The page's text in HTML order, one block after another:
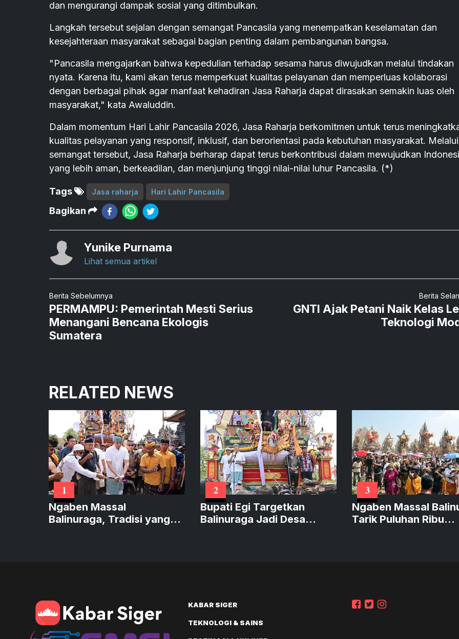
dan mengurangi dampak sosial yang ditimbulkan.
Langkah tersebut sejalan dengan semangat Pancasila yang menempatkan keselamatan dan
kesejahteraan masyarakat sebagai bagian penting dalam pembangunan bangsa.
"Pancasila mengajarkan bahwa kepedulian terhadap sesama harus diwujudkan melalui tindakan
nyata. Karena itu, kami akan terus memperkuat kualitas pelayanan dan memperluas kolaborasi
dengan berbagai pihak agar manfaat kehadiran Jasa Raharja dapat dirasakan semakin luas oleh
masyarakat," kata Awaluddin.
Dalam momentum Hari Lahir Pancasila 2026, Jasa Raharja berkomitmen untuk terus
kualitas pelayanan yang responsif, inklusif, dan berorientasi pada kebutuhan masyarakat. Melalui
semangat tersebut, Jasa Raharja berharap dapat terus berkontribusi dalam mewujudkan
yang lebih aman, berkeadilan, dan menjunjung tinggi nilai-nilai luhur Pancasila. (*)
Tags Jasa raharja Hari Lahir Pancasila
Bagikan
Yunike Purnama
Lihat semua artikel
Berita Sebelumnya
PERMAMPU: Pemerintah Mesti Serius
Menangani Bencana Ekologis
Sumatera
Berita
GNTI Ajak Petani Naik Kelas
Teknologi
RELATED NEWS
1
Ngaben Massal
Balinuraga, Tradisi yang
2
Bupati Egi Targetkan
Balinuraga Jadi Desa
3
Ngaben Massal
Tarik Puluhan Ribu
KABAR SIGER
TEKNOLOGI & SAINS